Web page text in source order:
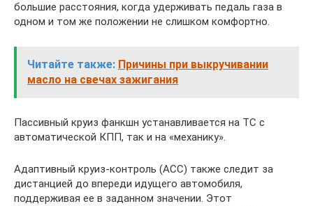
большие расстояния, когда удерживать педаль газа в
одном и том же положении не слишком комфортно.
Читайте также: Причины при выкручивании
масло на свечах зажигания
Пассивный круиз фанкшн устанавливается на ТС с
автоматической КПП, так и на «механику».
Адаптивный круиз-контроль (ACC) также следит за
дистанцией до впереди идущего автомобиля,
поддерживая ее в заданном значении. Этот